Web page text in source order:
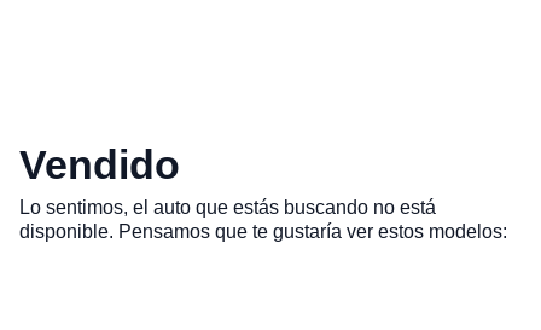
Vendido
Lo sentimos, el auto que estás buscando no está
disponible. Pensamos que te gustaría ver estos modelos: